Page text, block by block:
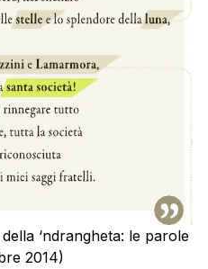
‘ndrangheta: le parole
2014)